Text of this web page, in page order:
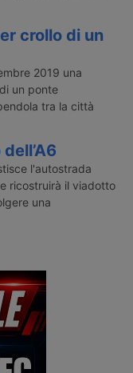
crollo di un
2019 una
un ponte
tra la città
l'autostrada
ricostruirà il viadotto
una